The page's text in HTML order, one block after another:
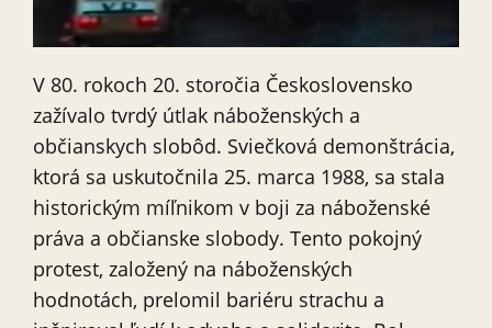
V 80. rokoch 20. storočia Československo
zažívalo tvrdý útlak náboženských a
občianskych slobôd. Sviečková demonštrácia,
ktorá sa uskutočnila 25. marca 1988, sa stala
historickým míľnikom v boji za náboženské
práva a občianske slobody. Tento pokojný
protest, založený na náboženských
hodnotách, prelomil bariéru strachu a